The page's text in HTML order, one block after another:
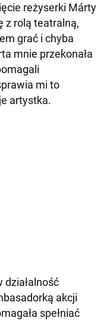
reżyserki Márty
z rolą teatralną,
grać i chyba
mnie przekonała
mi to
artystka.
działalność
akcji
spełniać